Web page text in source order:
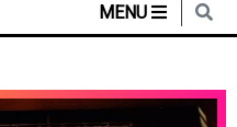
MENU